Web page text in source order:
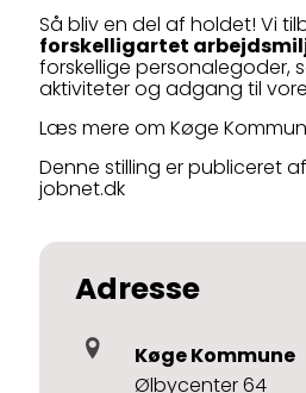
Så bliv en del af holdet! Vi
forskelligartet
forskellige personalegoder,
aktiviteter og adgang til
Læs mere om Køge
Denne stilling er publiceret
jobnet.dk
Adresse
Køge Kommune
Ølbycenter 64